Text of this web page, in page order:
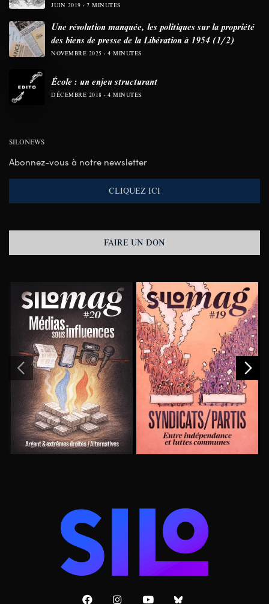
JUIN 2019 7 MINUTES
Une révolution manquée, les politiques sur la propriété
des biens de presse de la Libération à 1954 (1/2)
NOVEMBRE 2025 4 MINUTES
École : un enjeu structurant
DÉCEMBRE 2018 4 MINUTES
SILONEWS
Abonnez-vous à notre newsletter
CLIQUEZ ICI
FAIRE UN DON